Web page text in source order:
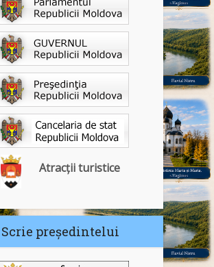
Atracții turistice
Scrie președintelui